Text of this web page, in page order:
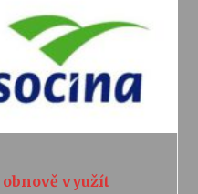
využít